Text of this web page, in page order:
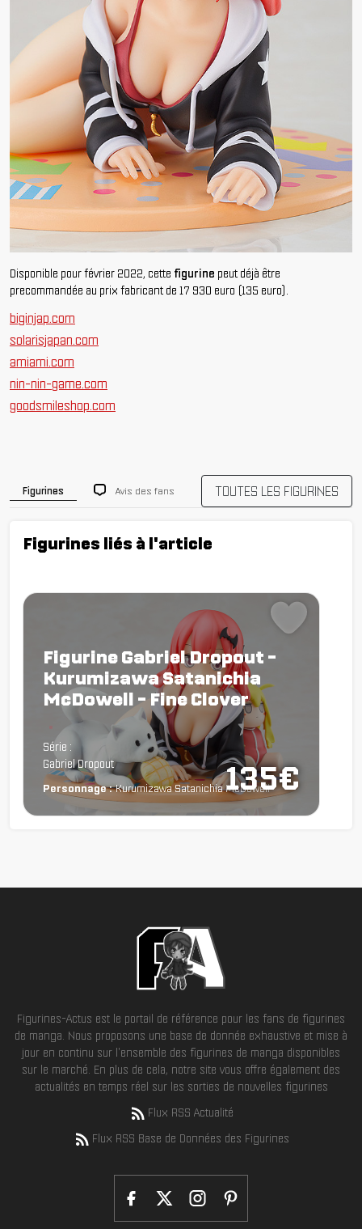
Disponible pour février 2022, cette figurine peut déjà être
precommandée au prix fabricant de 17 930 euro (135 euro).
biginjap.com
solarisjapan.com
amiami.com
nin-nin-game.com
goodsmileshop.com
Figurines Avis des fans TOUTES LES FIGURINES
Figurines liés à l'article
135€
Figurine Gabriel Dropout -
Kurumizawa Satanichia
McDowell - Fine Clover
Série :
Gabriel Dropout
Personnage : Kurumizawa Satanichia McDowell
Figurines-Actus est le portail de référence pour les fans de figurines
de manga. Nous proposons une base de donnée exhaustive et mise à
jour en continu sur l'ensemble des figurines de manga disponibles
sur le marché. En plus de cela, notre site vous offre également des
actualités en temps réel sur les sorties de nouvelles figurines
Flux RSS Actualité
Flux RSS Base de Données des Figurines